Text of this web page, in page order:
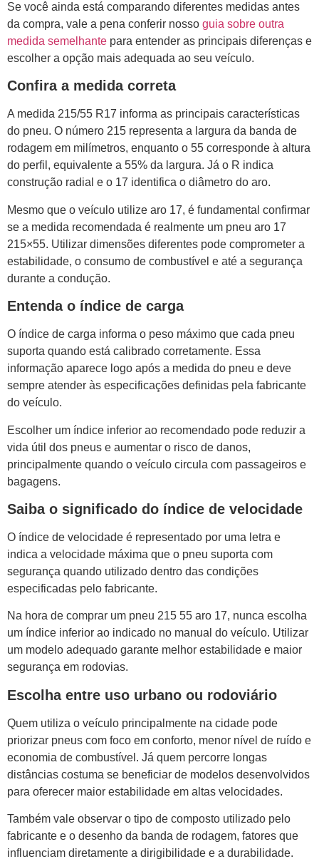
Se você ainda está comparando diferentes medidas antes
da compra, vale a pena conferir nosso guia sobre outra
medida semelhante para entender as principais diferenças e
escolher a opção mais adequada ao seu veículo.
Confira a medida correta
A medida 215/55 R17 informa as principais características
do pneu. O número 215 representa a largura da banda de
rodagem em milímetros, enquanto o 55 corresponde à altura
do perfil, equivalente a 55% da largura. Já o R indica
construção radial e o 17 identifica o diâmetro do aro.
Mesmo que o veículo utilize aro 17, é fundamental confirmar
se a medida recomendada é realmente um pneu aro 17
215×55. Utilizar dimensões diferentes pode comprometer a
estabilidade, o consumo de combustível e até a segurança
durante a condução.
Entenda o índice de carga
O índice de carga informa o peso máximo que cada pneu
suporta quando está calibrado corretamente. Essa
informação aparece logo após a medida do pneu e deve
sempre atender às especificações definidas pela fabricante
do veículo.
Escolher um índice inferior ao recomendado pode reduzir a
vida útil dos pneus e aumentar o risco de danos,
principalmente quando o veículo circula com passageiros e
bagagens.
Saiba o significado do índice de velocidade
O índice de velocidade é representado por uma letra e
indica a velocidade máxima que o pneu suporta com
segurança quando utilizado dentro das condições
especificadas pelo fabricante.
Na hora de comprar um pneu 215 55 aro 17, nunca escolha
um índice inferior ao indicado no manual do veículo. Utilizar
um modelo adequado garante melhor estabilidade e maior
segurança em rodovias.
Escolha entre uso urbano ou rodoviário
Quem utiliza o veículo principalmente na cidade pode
priorizar pneus com foco em conforto, menor nível de ruído e
economia de combustível. Já quem percorre longas
distâncias costuma se beneficiar de modelos desenvolvidos
para oferecer maior estabilidade em altas velocidades.
Também vale observar o tipo de composto utilizado pelo
fabricante e o desenho da banda de rodagem, fatores que
influenciam diretamente a dirigibilidade e a durabilidade.